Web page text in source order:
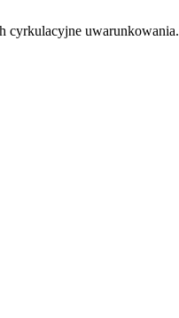
cyrkulacyjne uwarunkowania.